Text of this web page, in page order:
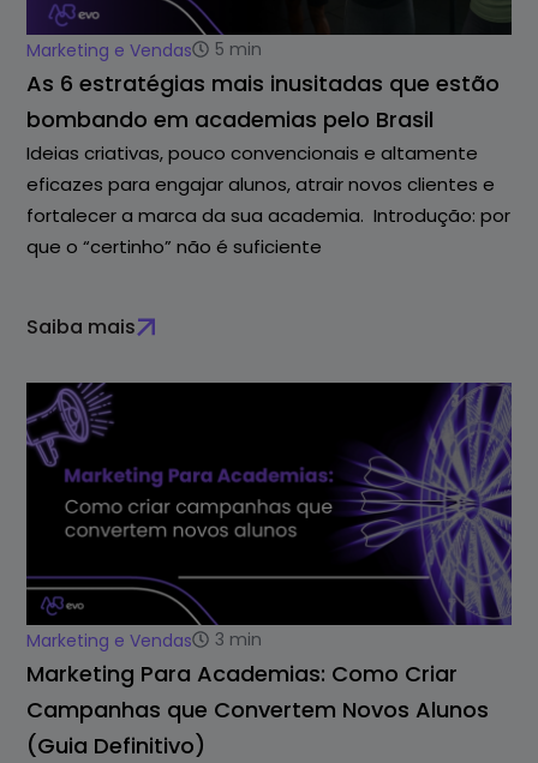
Marketing e Vendas 5 min
As 6 estratégias mais inusitadas que estão
bombando em academias pelo Brasil
Ideias criativas, pouco convencionais e altamente
eficazes para engajar alunos, atrair novos clientes e
fortalecer a marca da sua academia. Introdução: por
que o “certinho” não é suficiente
Saiba mais
Marketing e Vendas 3 min
Marketing Para Academias: Como Criar
Campanhas que Convertem Novos Alunos
(Guia Definitivo)